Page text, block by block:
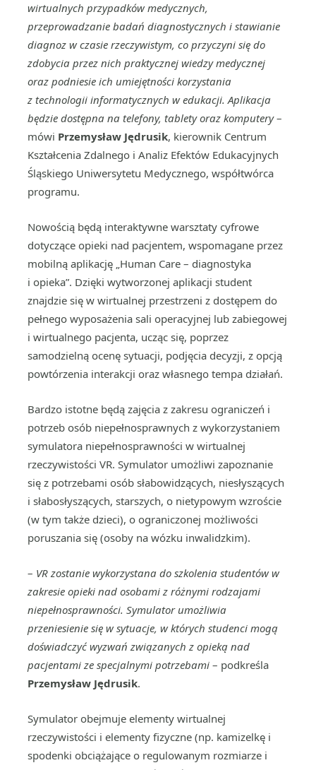
wirtualnych przypadków medycznych,
przeprowadzanie badań diagnostycznych i stawianie
diagnoz w czasie rzeczywistym, co przyczyni się do
zdobycia przez nich praktycznej wiedzy medycznej
oraz podniesie ich umiejętności korzystania
z technologii informatycznych w edukacji. Aplikacja
będzie dostępna na telefony, tablety oraz komputery–
mówi Przemysław Jędrusik, kierownik Centrum
Kształcenia Zdalnego i Analiz Efektów Edukacyjnych
Śląskiego Uniwersytetu Medycznego, współtwórca
programu.
Nowością będą interaktywne warsztaty cyfrowe
dotyczące opieki nad pacjentem, wspomagane przez
mobilną aplikację „Human Care – diagnostyka
i opieka”. Dzięki wytworzonej aplikacji student
znajdzie się w wirtualnej przestrzeni z dostępem do
pełnego wyposażenia sali operacyjnej lub zabiegowej
i wirtualnego pacjenta, ucząc się, poprzez
samodzielną ocenę sytuacji, podjęcia decyzji, z opcją
powtórzenia interakcji oraz własnego tempa działań.
Bardzo istotne będą zajęcia z zakresu ograniczeń i
potrzeb osób niepełnosprawnych z wykorzystaniem
symulatora niepełnosprawności w wirtualnej
rzeczywistości VR. Symulator umożliwi zapoznanie
się z potrzebami osób słabowidzących, niesłyszących
i słabosłyszących, starszych, o nietypowym wzroście
(w tym także dzieci), o ograniczonej możliwości
poruszania się (osoby na wózku inwalidzkim).
– VR zostanie wykorzystana do szkolenia studentów w
zakresie opieki nad osobami z różnymi rodzajami
niepełnosprawności. Symulator umożliwia
przeniesienie się w sytuacje, w których studenci mogą
doświadczyć wyzwań związanych z opieką nad
pacjentami ze specjalnymi potrzebami – podkreśla
Przemysław Jędrusik.
Symulator obejmuje elementy wirtualnej
rzeczywistości i elementy fizyczne (np. kamizelkę i
spodenki obciążające o regulowanym rozmiarze i